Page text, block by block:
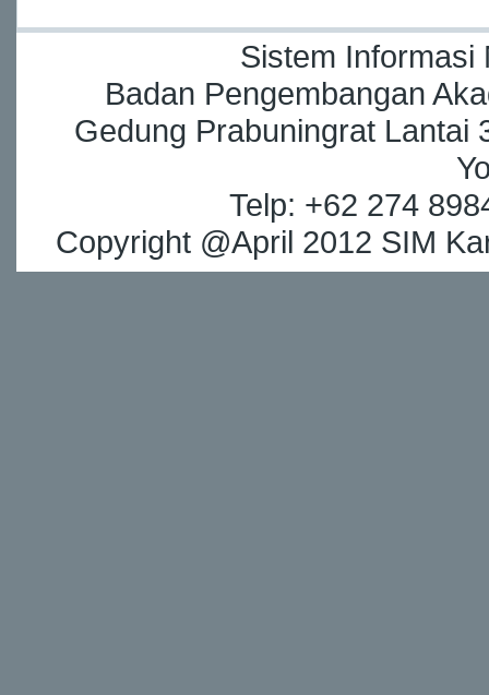
Sistem Informasi
Badan Pengembangan
Gedung Prabuningrat Lantai
Telp: +62 274
Copyright @April 2012 SIM